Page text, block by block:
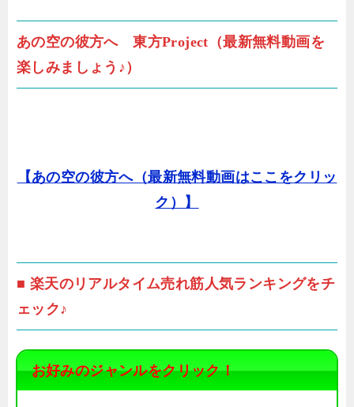
あの空の彼方へ 東方Project（最新無料動画を
楽しみましょう♪）
【あの空の彼方へ（最新無料動画はここをクリッ
ク）】
■ 楽天のリアルタイム売れ筋人気ランキングをチ
ェック♪
お好みのジャンルをクリック！